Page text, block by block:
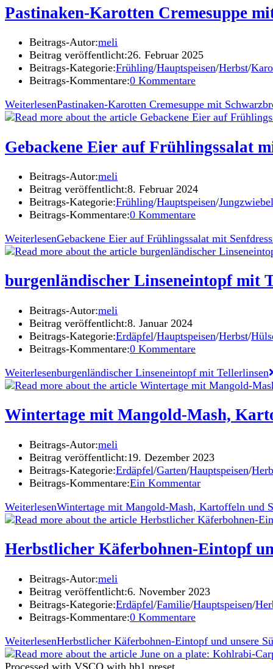
Pastinaken-Karotten Cremesuppe
Beitrags-Autor:meli
Beitrag veröffentlicht:26. Februar 2025
Beitrags-Kategorie:Frühling/Hauptspeisen/Herbst/
Beitrags-Kommentare:0 Kommentare
WeiterlesenPastinaken-Karotten Cremesuppe mit
Gebackene Eier auf Frühlingssalat
Beitrags-Autor:meli
Beitrag veröffentlicht:8. Februar 2024
Beitrags-Kategorie:Frühling/Hauptspeisen/Jungzwiebel
Beitrags-Kommentare:0 Kommentare
WeiterlesenGebackene Eier auf Frühlingssalat mit
burgenländischer Linseneintopf mit
Beitrags-Autor:meli
Beitrag veröffentlicht:8. Januar 2024
Beitrags-Kategorie:Erdäpfel/Hauptspeisen/Herbst/
Beitrags-Kommentare:0 Kommentare
Weiterlesenburgenländischer Linseneintopf mit Tellerlinsen
Wintertage mit Mangold-Mash,
Beitrags-Autor:meli
Beitrag veröffentlicht:19. Dezember 2023
Beitrags-Kategorie:Erdäpfel/Garten/Hauptspeisen/
Beitrags-Kommentare:Ein Kommentar
WeiterlesenWintertage mit Mangold-Mash, Kartoffeln und
Herbstlicher Käferbohnen-Eintopf
Beitrags-Autor:meli
Beitrag veröffentlicht:6. November 2023
Beitrags-Kategorie:Erdäpfel/Familie/Hauptspeisen/
Beitrags-Kommentare:0 Kommentare
WeiterlesenHerbstlicher Käferbohnen-Eintopf und unsere
Processed with VSCO with hb1 preset